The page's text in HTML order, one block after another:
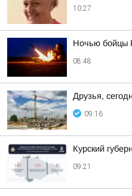
10:27
Ночью бойцы
08:48
Друзья,
09:16
Курский
09:21